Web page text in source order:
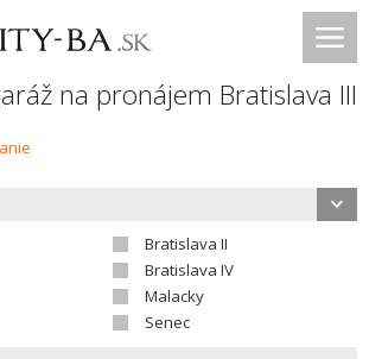
na pronájem Bratislava III
Bratislava II
Bratislava IV
Malacky
Senec